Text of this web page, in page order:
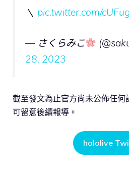
＼ pic.twitter.com/
— さくらみこ
28, 2023
截至發文為止官方尚未公佈任
可留意後續報導。
hololive